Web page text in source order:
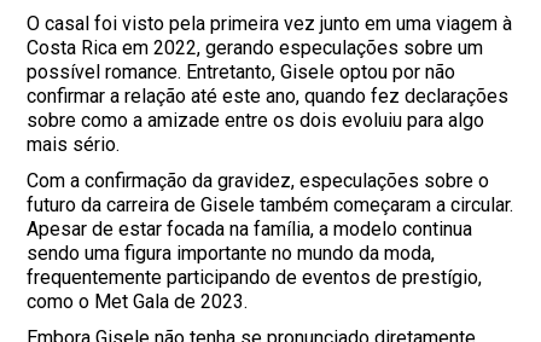
O casal foi visto pela primeira vez junto em uma viagem à
Costa Rica em 2022, gerando especulações sobre um
possível romance. Entretanto, Gisele optou por não
confirmar a relação até este ano, quando fez declarações
sobre como a amizade entre os dois evoluiu para algo
mais sério.
Com a confirmação da gravidez, especulações sobre o
futuro da carreira de Gisele também começaram a circular.
Apesar de estar focada na família, a modelo continua
sendo uma figura importante no mundo da moda,
frequentemente participando de eventos de prestígio,
como o Met Gala de 2023.
Embora Gisele não tenha se pronunciado diretamente